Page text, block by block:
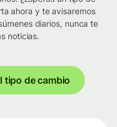
ahora y te avisaremos
diarios, nunca te
noticias.
tipo de cambio